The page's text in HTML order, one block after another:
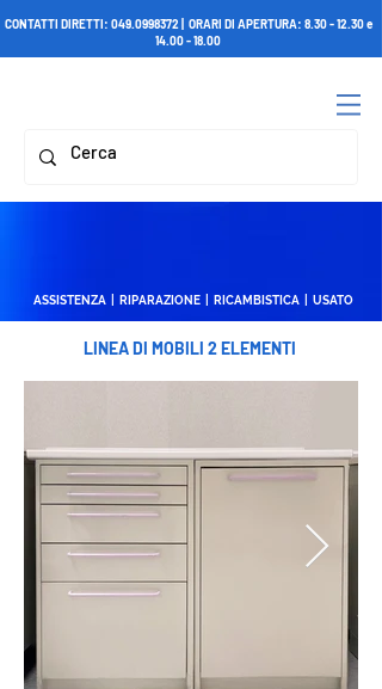
CONTATTI DIRETTI: 049.0998372 | ORARI DI APERTURA: 8.30 - 12.30e
14.00 - 18.00
ASSISTENZA | RIPARAZIONE | RICAMBISTICA | USATO
LINEA DI MOBILI 2 ELEMENTI